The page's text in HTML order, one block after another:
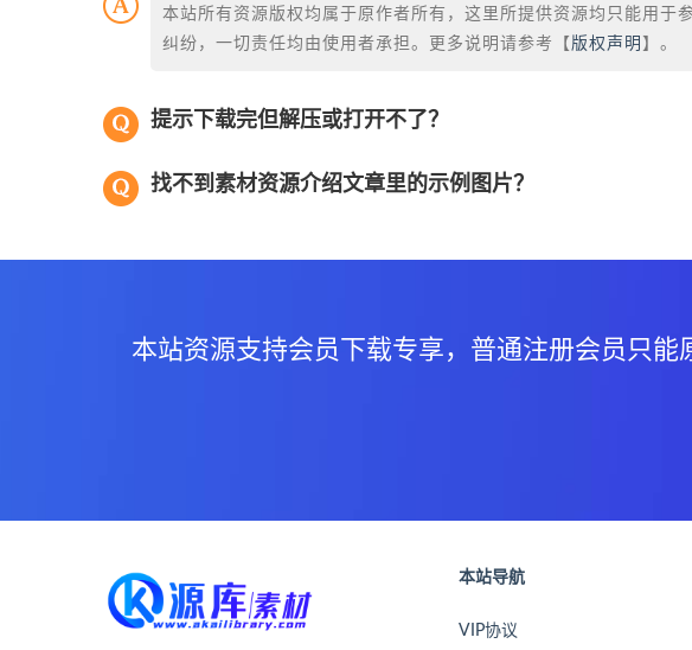
本站所有资源版权均属于原作者所有，这里所提供资源均只能用于
纠纷，一切责任均由使用者承担。更多说明请参考【 版权声明 】。
提示下载完但解压或打开不了？
找不到素材资源介绍文章里的示例图片？
本站资源支持会员下载专享，普通注册会员只
本站导航
VIP协议